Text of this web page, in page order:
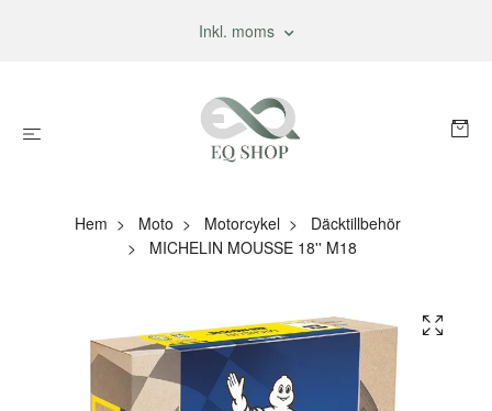
Inkl. moms
Hem Moto Motorcykel
Däcktillbehör
MICHELIN MOUSSE 18'' M18